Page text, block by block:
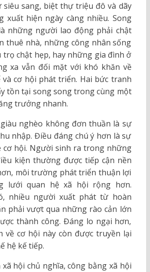
siêu sang, biệt thự triệu đô và dãy
xuất hiện ngày càng nhiều. Song
những người lao động phải chật
thuê nhà, những công nhân sống
trọ chật hẹp, hay những gia đình ở
xa vẫn đối mặt với khó khăn về
và cơ hội phát triển. Hai bức tranh
tồn tại song song trong cùng một
trưởng nhanh.
giàu nghèo không đơn thuần là sự
nhập. Điều đáng chú ý hơn là sự
cơ hội. Người sinh ra trong những
kiện thường được tiếp cận nền
môi trường phát triển thuận lợi
lưới quan hệ xã hội rộng hơn.
nhiều người xuất phát từ hoàn
phải vượt qua những rào cản lớn
thành công. Đáng lo ngại hơn,
về cơ hội này còn được truyền lại
hệ kế tiếp.
hội chủ nghĩa, công bằng xã hội